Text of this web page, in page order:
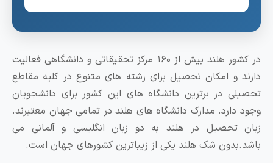
در کشور هلند بیش از ۱۶۰ مرکز تحقیقاتی و دانشگاهی فعالیت
و امکان تحصیل برای رشته های متنوع در کلیه مقاطع
در برترین دانشگاه های این کشور برای دانشجویان
دارد. مدارک دانشگاه های هلند در تمامی‌ جهان معتبرند.
تحصیل در هلند به دو زبان انگلیسی و آلمانی می
شک هلند یکی از زیباترین کشورهای جهان است.